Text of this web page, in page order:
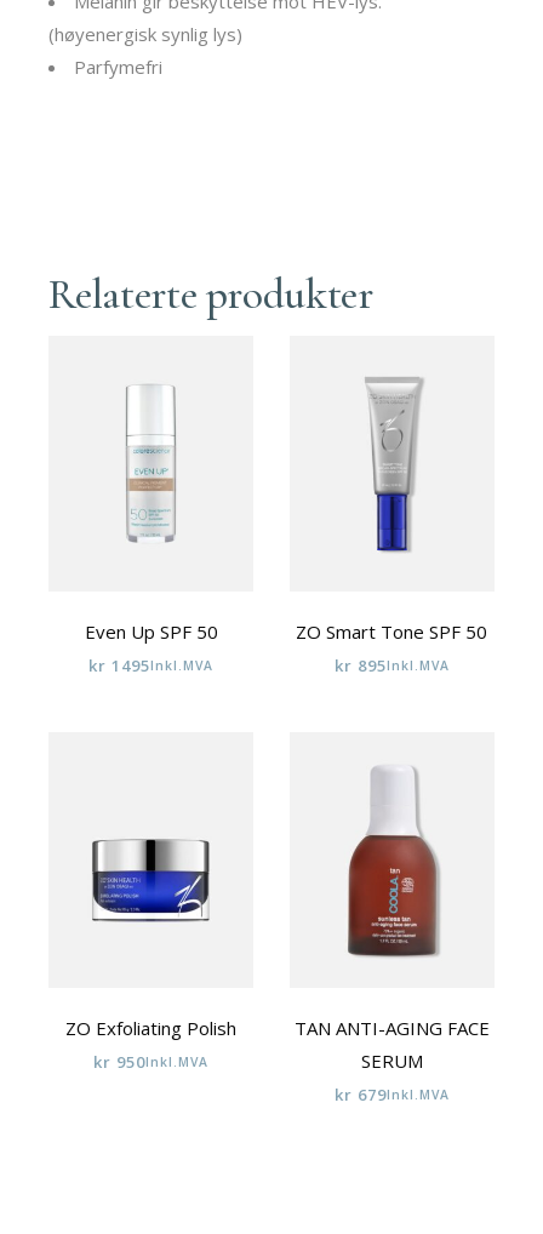
(høyenergisk synlig lys)
Parfymefri
Relaterte produkter
Even Up SPF 50
kr 1495Inkl.MVA
ZO Smart Tone SPF 50
kr 895Inkl.MVA
ZO Exfoliating Polish
kr 950Inkl.MVA
TAN ANTI-AGING FACE
SERUM
kr 679Inkl.MVA